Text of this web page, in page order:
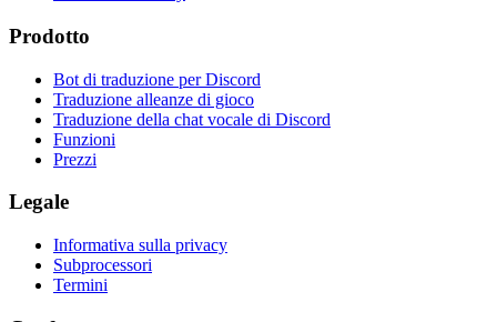
Prodotto
Bot di traduzione per Discord
Traduzione alleanze di gioco
Traduzione della chat vocale di Discord
Funzioni
Prezzi
Legale
Informativa sulla privacy
Subprocessori
Termini